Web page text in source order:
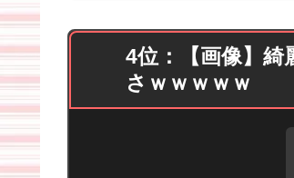
4位：【画像】
さｗｗｗｗｗ